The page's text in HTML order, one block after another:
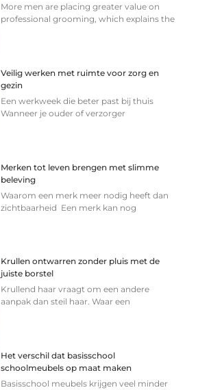
More men are placing greater value on
professional grooming, which explains the
Veilig werken met ruimte voor zorg en
gezin
Een werkweek die beter past bij thuis
Wanneer je ouder of verzorger
Merken tot leven brengen met slimme
beleving
Waarom een merk meer nodig heeft dan
zichtbaarheid Een merk kan nog
Krullen ontwarren zonder pluis met de
juiste borstel
Krullend haar vraagt om een andere
aanpak dan steil haar. Waar een
Het verschil dat basisschool
schoolmeubels op maat maken
Basisschool meubels krijgen veel minder